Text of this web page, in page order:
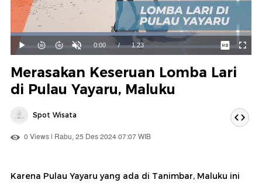
Mainkan
Suara
Hidup
Waktu
0:00 / Durasi
1:23
Dimuat:
73.98%
Merasakan Keseruan Lomba Lari
di Pulau Yayaru, Maluku
Spot Wisata
0 Views | Rabu, 25 Des 2024 07:07 WIB
Karena Pulau Yayaru yang ada di Tanimbar, Maluku ini